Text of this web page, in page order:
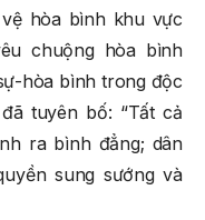
hòa bình khu vực
chuộng hòa bình
hòa bình trong độc
tuyên bố: “Tất cả
ra bình đẳng; dân
sung sướng và